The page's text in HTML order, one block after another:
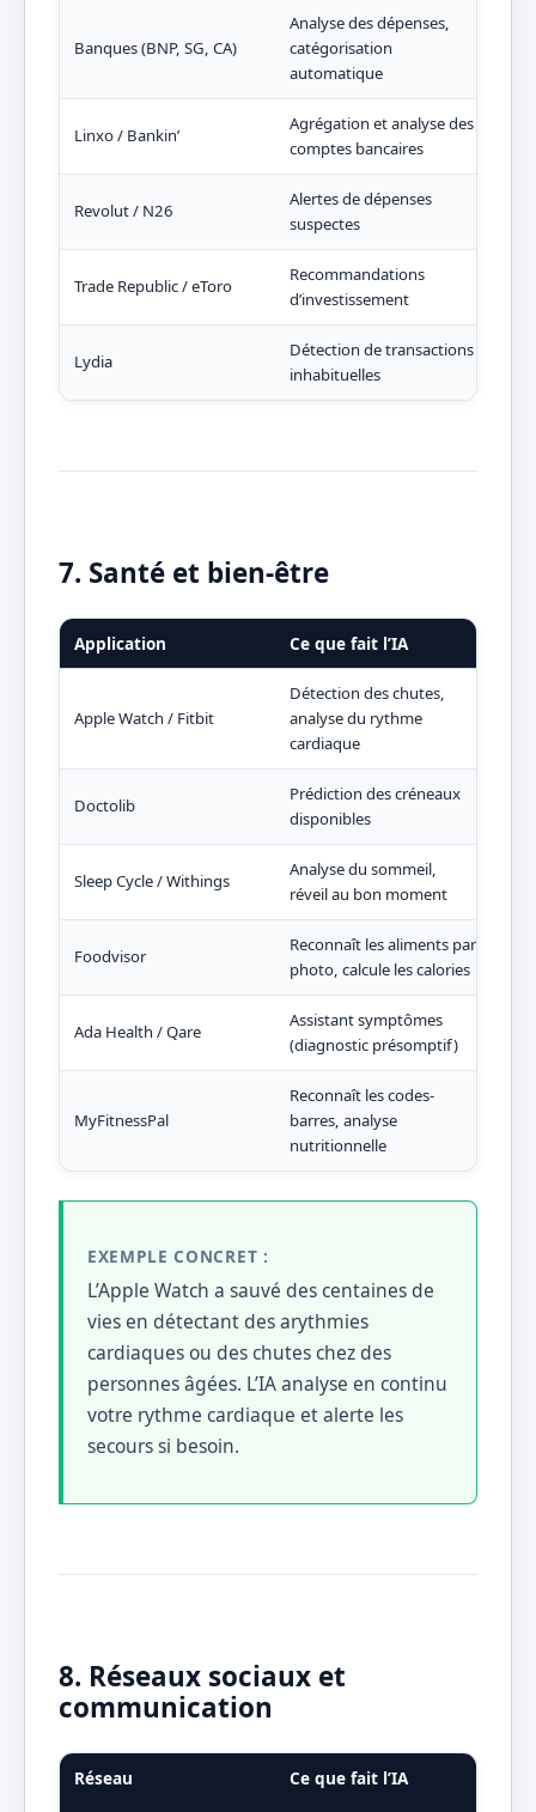
Banques (BNP, SG, CA)
Analyse des dépenses,
catégorisation
automatique
Linxo / Bankin’
Agrégation et analyse des
comptes bancaires
Revolut / N26
Alertes de dépenses
suspectes
Trade Republic / eToro
Recommandations
d’investissement
Lydia
Détection de transactions
inhabituelles
7. Santé et bien-être
Application Ce que fait l’IA
Apple Watch / Fitbit
Détection des chutes,
analyse du rythme
cardiaque
Doctolib
Prédiction des créneaux
disponibles
Sleep Cycle / Withings
Analyse du sommeil,
réveil au bon moment
Foodvisor
Reconnaît les aliments par
photo, calcule les calories
Ada Health / Qare
Assistant symptômes
(diagnostic présomptif)
MyFitnessPal
Reconnaît les codes-
barres, analyse
nutritionnelle
EXEMPLE CONCRET :
L’Apple Watch a sauvé des centaines de
vies en détectant des arythmies
cardiaques ou des chutes chez des
personnes âgées. L’IA analyse en continu
votre rythme cardiaque et alerte les
secours si besoin.
8. Réseaux sociaux et
communication
Réseau Ce que fait l’IA